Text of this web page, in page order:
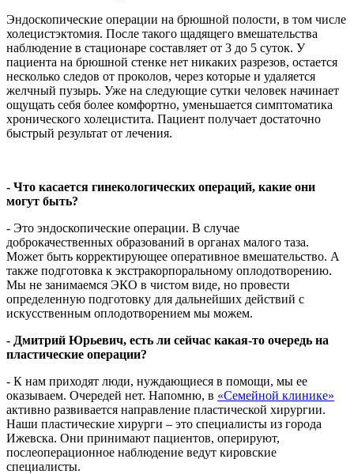
Эндоскопические операции на брюшной полости, в том числе
холецистэктомия. После такого щадящего вмешательства
наблюдение в стационаре составляет от 3 до 5 суток. У
пациента на брюшной стенке нет никаких разрезов, остается
несколько следов от проколов, через которые и удаляется
желчный пузырь. Уже на следующие сутки человек начинает
ощущать себя более комфортно, уменьшается симптоматика
хронического холецистита. Пациент получает достаточно
быстрый результат от лечения.
- Что касается гинекологических операций, какие они
могут быть?
- Это эндоскопические операции. В случае
доброкачественных образований в органах малого таза.
Может быть корректирующее оперативное вмешательство. А
также подготовка к экстракорпоральному оплодотворению.
Мы не занимаемся ЭКО в чистом виде, но провести
определенную подготовку для дальнейших действий с
искусственным оплодотворением мы можем.
- Дмитрий Юрьевич, есть ли сейчас какая-то очередь на
пластические операции?
- К нам приходят люди, нуждающиеся в помощи, мы ее
оказываем. Очередей нет. Напомню, в «Семейной клинике»
активно развивается направление пластической хирургии.
Наши пластические хирурги – это специалисты из города
Ижевска. Они принимают пациентов, оперируют,
послеоперационное наблюдение ведут кировские
специалисты.